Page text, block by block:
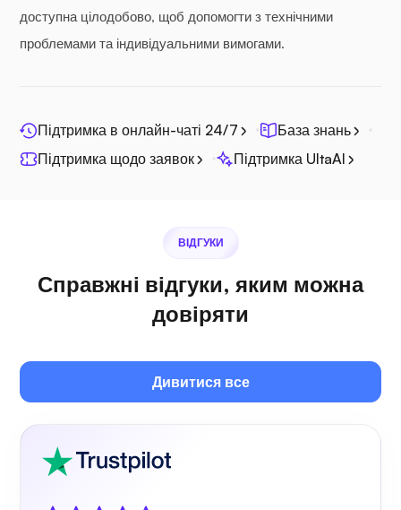
Фотопризма
Плекс
доступна цілодобово, щоб допомогти з технічними
проблемами та індивідуальними вимогами.
Підтримка в онлайн-чаті 24/7
База знань
Підтримка щодо заявок
Підтримка UltaAI
ВІДГУКИ
Справжні відгуки, яким можна
довіряти
Дивитися все